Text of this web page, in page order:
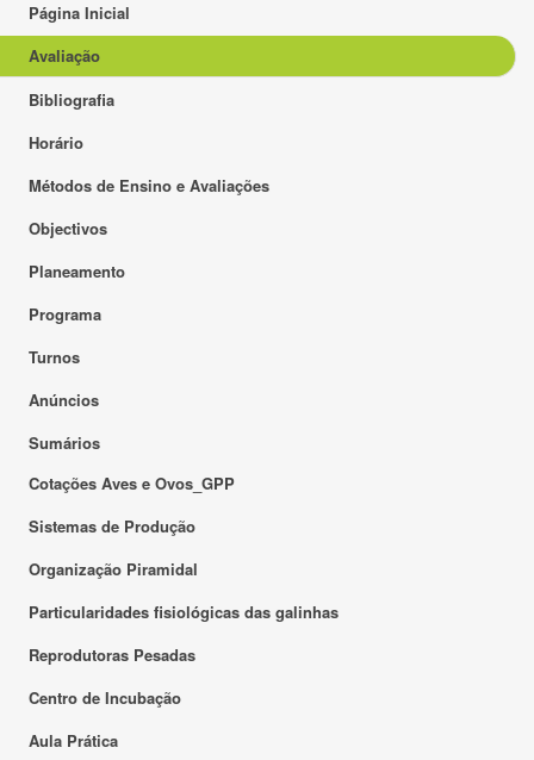
Página Inicial
Avaliação
Bibliografia
Horário
Métodos de Ensino e Avaliações
Objectivos
Planeamento
Programa
Turnos
Anúncios
Sumários
Cotações Aves e Ovos_GPP
Sistemas de Produção
Organização Piramidal
Particularidades fisiológicas das galinhas
Reprodutoras Pesadas
Centro de Incubação
Aula Prática